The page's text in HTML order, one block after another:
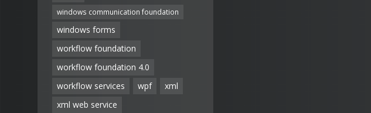
windows communication foundation
windows forms
workflow foundation
workflow foundation 4.0
workflow services
wpf
xml
xml web service